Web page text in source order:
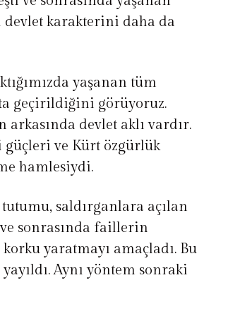
devlet karakterini daha da
yaşanan tüm
geçirildiğini görüyoruz.
devlet aklı vardır.
güçleri ve Kürt özgürlük
hamlesiydi.
saldırganlara açılan
sonrasında faillerin
yaratmayı amaçladı. Bu
Aynı yöntem sonraki